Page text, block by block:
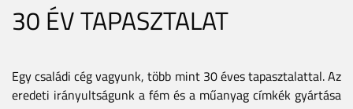
30 ÉV TAPASZTALAT
Egy családi cég vagyunk, több mint 30 éves tapasztalattal. Az
eredeti irányultságunk a fém és a műanyag címkék gyártása